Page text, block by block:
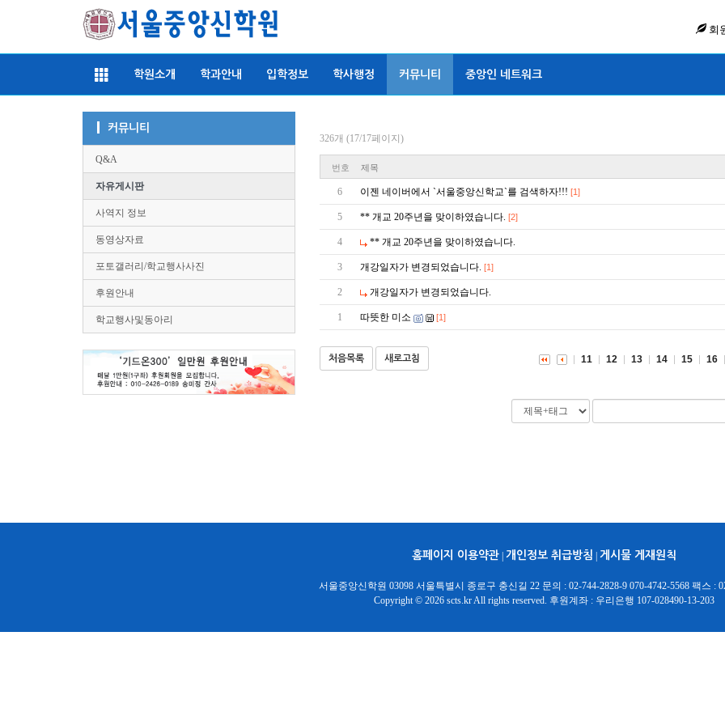
회
학원소개 학과안내 입학정보 학사행정 커뮤니티 중앙인 네트워크
커뮤니티
Q&A
자유게시판
사역지 정보
동영상자료
포토갤러리/학교행사사진
후원안내
학교행사및동아리
326개 (17/17페이지)
번호 제목
6 이젠 네이버에서 `서울중앙신학교`를 검색하자!!! [1]
5 ** 개교 20주년을 맞이하였습니다. [2]
4 ** 개교 20주년을 맞이하였습니다.
3 개강일자가 변경되었습니다. [1]
2 개강일자가 변경되었습니다.
1 따뜻한 미소 [1]
처음목록 새로고침 11 12 13 14 15 16
홈페이지 이용약관| 개인정보 취급방침 게시물 게재원칙
서울중앙신학원 03098 서울특별시 종로구 충신길 22 문의 : 02-744-2828-9 070-4742-5568 팩스 :
Copyright © 2026 scts.kr All rights reserved. 후원계좌 : 우리은행 107-028490-13-203